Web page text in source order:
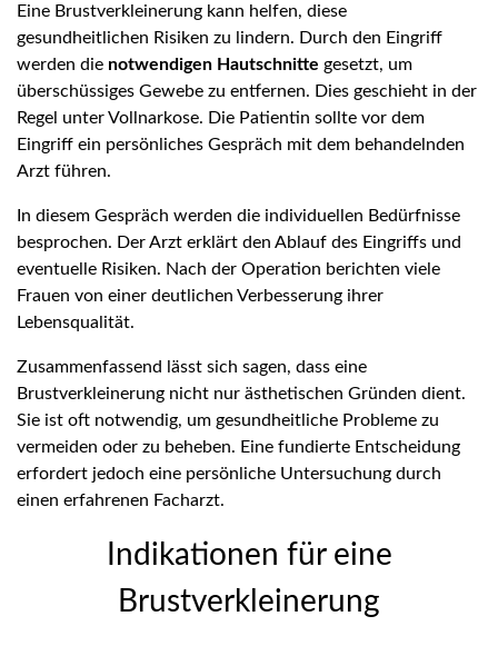
Eine Brustverkleinerung kann helfen, diese
gesundheitlichen Risiken zu lindern. Durch den Eingriff
werden die notwendigen Hautschnitte gesetzt, um
überschüssiges Gewebe zu entfernen. Dies geschieht in der
Regel unter Vollnarkose. Die Patientin sollte vor dem
Eingriff ein persönliches Gespräch mit dem behandelnden
Arzt führen.
In diesem Gespräch werden die individuellen Bedürfnisse
besprochen. Der Arzt erklärt den Ablauf des Eingriffs und
eventuelle Risiken. Nach der Operation berichten viele
Frauen von einer deutlichen Verbesserung ihrer
Lebensqualität.
Zusammenfassend lässt sich sagen, dass eine
Brustverkleinerung nicht nur ästhetischen Gründen dient.
Sie ist oft notwendig, um gesundheitliche Probleme zu
vermeiden oder zu beheben. Eine fundierte Entscheidung
erfordert jedoch eine persönliche Untersuchung durch
einen erfahrenen Facharzt.
Indikationen für eine
Brustverkleinerung